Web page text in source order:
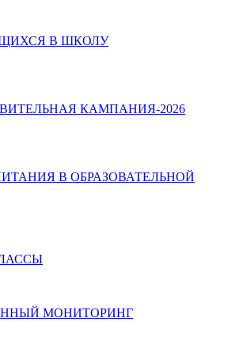
В ШКОЛУ
КАМПАНИЯ-2026
В ОБРАЗОВАТЕЛЬНОЙ
МОНИТОРИНГ